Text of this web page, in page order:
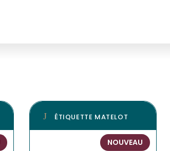
ÉTIQUETTE MATELOT
NOUVEAU